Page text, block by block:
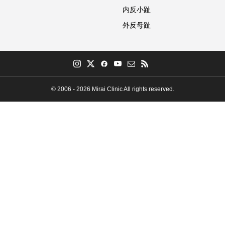
内反小趾
外反母趾
© 2006 - 2026 Mirai Clinic All rights reserved.